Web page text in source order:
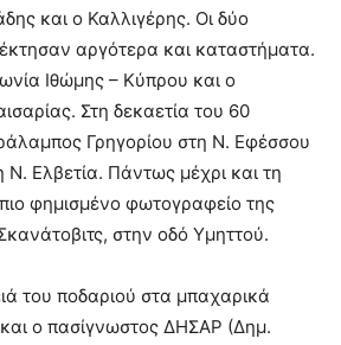
και ο Καλλιγέρης. Οι δύο
αργότερα και καταστήματα.
Ιθώμης – Κύπρου και ο
Στη δεκαετία του 60
Γρηγορίου στη Ν. Εφέσσου
Ν. Ελβετία. Πάντως μέχρι και τη
φημισμένο φωτογραφείο της
στην οδό Υμηττού.
του ποδαριού στα μπαχαρικά
ο πασίγνωστος ΔΗΣΑΡ (Δημ.